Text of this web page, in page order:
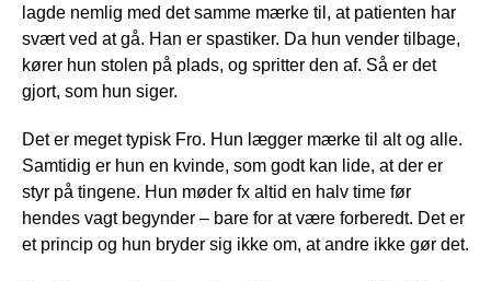
lagde nemlig med det samme mærke til, at patienten har
svært ved at gå. Han er spastiker. Da hun vender tilbage,
kører hun stolen på plads, og spritter den af. Så er det
gjort, som hun siger.
Det er meget typisk Fro. Hun lægger mærke til alt og alle.
Samtidig er hun en kvinde, som godt kan lide, at der er
styr på tingene. Hun møder fx altid en halv time før
hendes vagt begynder – bare for at være forberedt. Det er
et princip og hun bryder sig ikke om, at andre ikke gør det.